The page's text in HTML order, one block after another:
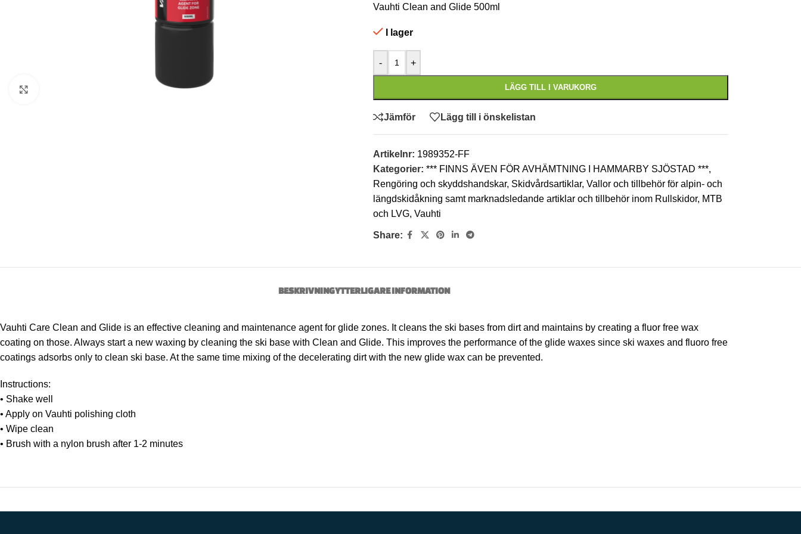
Vauhti Clean and Glide 500ml
I lager
- +
LÄGG TILL I VARUKORG
Jämför Lägg till i önskelistan
Artikelnr: 1989352-FF
Kategorier: *** FINNS ÄVEN FÖR AVHÄMTNING I HAMMARBY SJÖSTAD ***,
Rengöring och skyddshandskar, Skidvårdsartiklar, Vallor och tillbehör för alpin- och
längdskidåkning samt marknadsledande artiklar och tillbehör inom Rullskidor, MTB
och LVG, Vauhti
Share:
BESKRIVNINGYTTERLIGARE INFORMATION
Vauhti Care Clean and Glide is an effective cleaning and maintenance agent for glide zones. It cleans the ski bases from dirt and maintains by creating a fluor free wax
coating on those. Always start a new waxing by cleaning the ski base with Clean and Glide. This improves the performance of the glide waxes since ski waxes and fluoro free
coatings adsorbs only to clean ski base. At the same time mixing of the decelerating dirt with the new glide wax can be prevented.
Instructions:
• Shake well
• Apply on Vauhti polishing cloth
• Wipe clean
• Brush with a nylon brush after 1-2 minutes